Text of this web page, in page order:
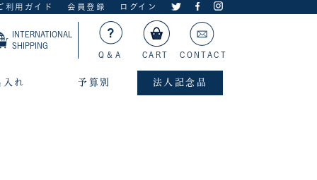
利用ガイド 会員登録 ログイン
INTERNATIONAL
SHIPPING
Q＆A
CART CONTACT
入れ 予算別 法人記念品